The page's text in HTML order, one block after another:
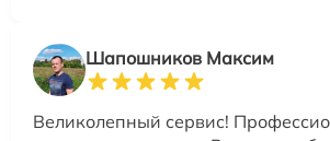
Шапошников Максим
Великолепный сервис!